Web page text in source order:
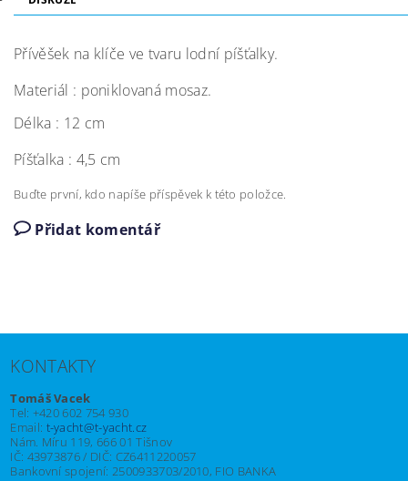
Přívěšek na klíče ve tvaru lodní píšťalky.
Materiál : poniklovaná mosaz.
Délka : 12 cm
Píšťalka : 4,5 cm
Buďte první, kdo napíše příspěvek k této položce.
Přidat komentář
KONTAKTY
Tomáš Vacek
Tel: +420 602 754 930
Email: t-yacht@t-yacht.cz
Nám. Míru 119, 666 01 Tišnov
IČ: 43973876 / DIČ: CZ6411220057
Bankovní spojení: 2500933703/2010, FIO BANKA